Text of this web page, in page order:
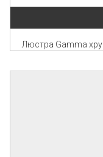
Люстра Gamma